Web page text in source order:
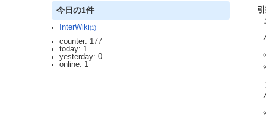
今日の1件
InterWiki(1)
counter: 177
today: 1
yesterday: 0
online: 1